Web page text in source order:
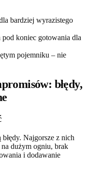
bardziej wyrazistego
pod koniec gotowania dla
pojemniku – nie
błędy,
Najgorsze z nich
dużym ogniu, brak
i dodawanie